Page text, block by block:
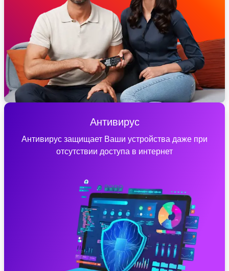
Антивирус
Антивирус защищает Ваши устройства даже при
отсутствии доступа в интернет